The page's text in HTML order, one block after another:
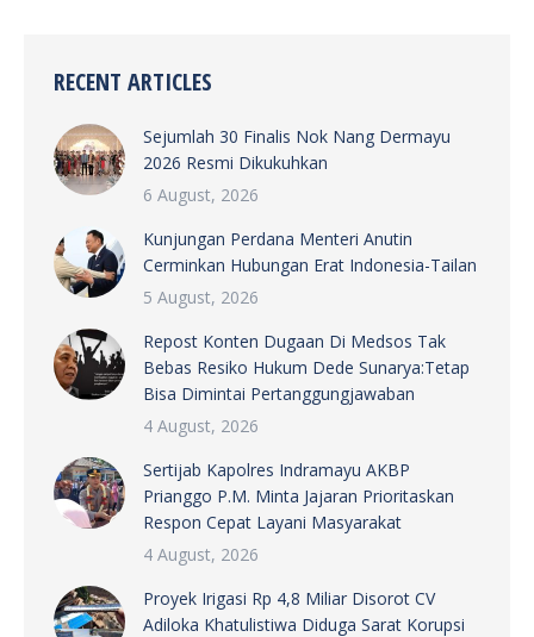
RECENT ARTICLES
Sejumlah 30 Finalis Nok Nang Dermayu
2026 Resmi Dikukuhkan
6 August, 2026
Kunjungan Perdana Menteri Anutin
Cerminkan Hubungan Erat Indonesia-Tailan
5 August, 2026
Repost Konten Dugaan Di Medsos Tak
Bebas Resiko Hukum Dede Sunarya:Tetap
Bisa Dimintai Pertanggungjawaban
4 August, 2026
Sertijab Kapolres Indramayu AKBP
Prianggo P.M. Minta Jajaran Prioritaskan
Respon Cepat Layani Masyarakat
4 August, 2026
Proyek Irigasi Rp 4,8 Miliar Disorot CV
Adiloka Khatulistiwa Diduga Sarat Korupsi